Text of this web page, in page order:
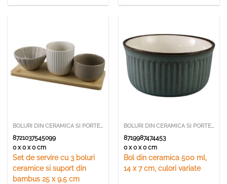
BOLURI DIN CERAMICA SI PORTELAN
8721037545099
0 x 0 x 0 cm
Set de servire cu 3 boluri
ceramice si suport din
bambus 25 x 9.5 cm
BOLURI DIN CERAMICA SI PORTELAN
8719987474453
0 x 0 x 0 cm
Bol din ceramica 500 ml,
14 x 7 cm, culori variate